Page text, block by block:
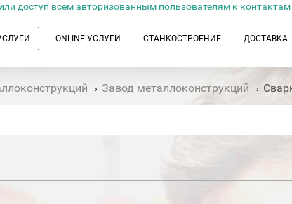
доступ всем авторизованным пользователям к
ONLINE УСЛУГИ СТАНКОСТРОЕНИЕ ДОСТАВКА
› Завод металлоконструкций ›